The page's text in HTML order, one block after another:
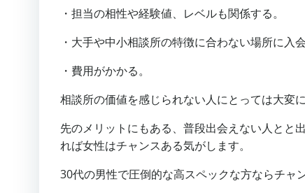
・担当の相性や経験値、レベルも関係する。
・大手や中小相談所の特徴に合わない場所に入
・費用がかかる。
相談所の価値を感じられない人にとっては大変
先のメリットにもある、普段出会えない人とと
れば女性はチャンスある気がします。
30代の男性で圧倒的な高スペックな方ならチャ